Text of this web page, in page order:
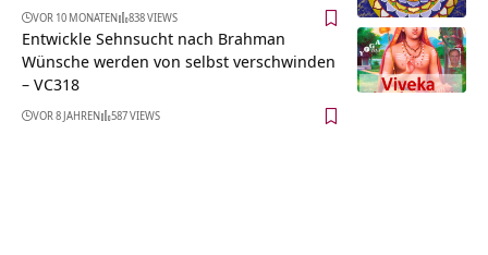
VOR 10 MONATEN 838 VIEWS
Entwickle Sehnsucht nach Brahman
Wünsche werden von selbst verschwinden
– VC318
VOR 8 JAHREN 587 VIEWS